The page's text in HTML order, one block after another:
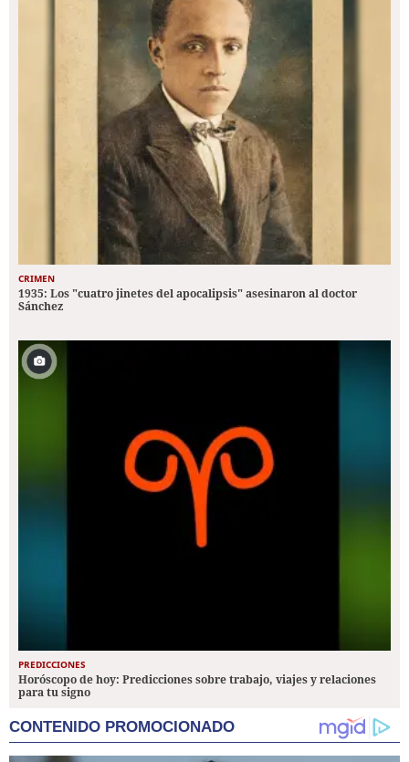
CRIMEN
1935: Los "cuatro jinetes del apocalipsis" asesinaron al doctor
Sánchez
PREDICCIONES
Horóscopo de hoy: Predicciones sobre trabajo, viajes y relaciones
para tu signo
CONTENIDO PROMOCIONADO